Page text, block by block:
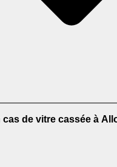
cas de vitre cassée à